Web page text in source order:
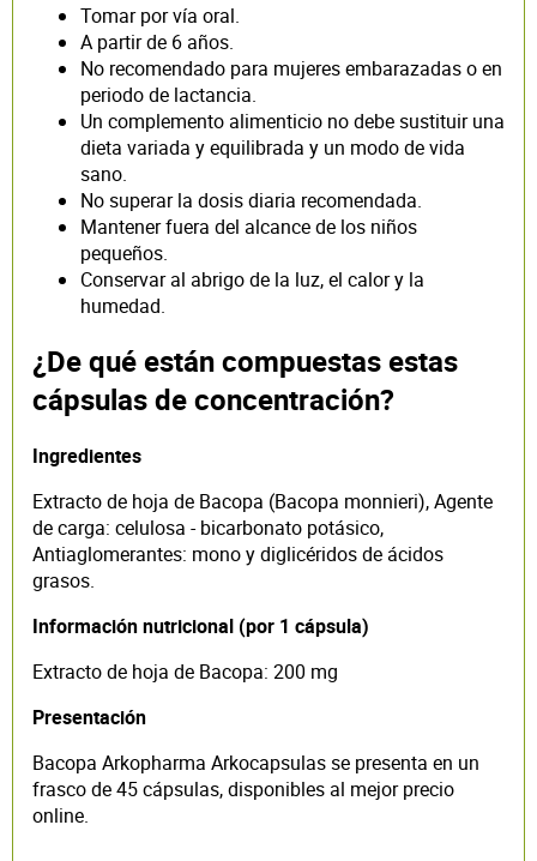
Tomar por vía oral.
A partir de 6 años.
No recomendado para mujeres embarazadas o en
periodo de lactancia.
Un complemento alimenticio no debe sustituir una
dieta variada y equilibrada y un modo de vida
sano.
No superar la dosis diaria recomendada.
Mantener fuera del alcance de los niños
pequeños.
Conservar al abrigo de la luz, el calor y la
humedad.
¿De qué están compuestas estas
cápsulas de concentración?
Ingredientes
Extracto de hoja de Bacopa (Bacopa monnieri), Agente
de carga: celulosa - bicarbonato potásico,
Antiaglomerantes: mono y diglicéridos de ácidos
grasos.
Información nutricional (por 1 cápsula)
Extracto de hoja de Bacopa: 200 mg
Presentación
Bacopa Arkopharma Arkocapsulas se presenta en un
frasco de 45 cápsulas, disponibles al mejor precio
online.